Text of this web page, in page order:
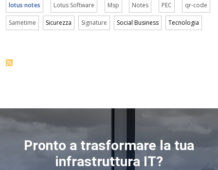
lotus notes Lotus Software Msp Notes PEC qr-code
Sametime Sicurezza Signature Social Business Tecnologia
Pronto a trasformare la tua
infrastruttura IT?